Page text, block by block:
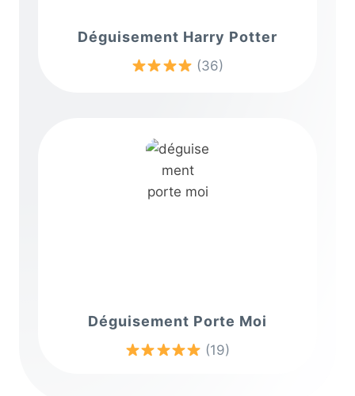
Déguisement Harry Potter
(36)
Déguisement Porte Moi
(19)